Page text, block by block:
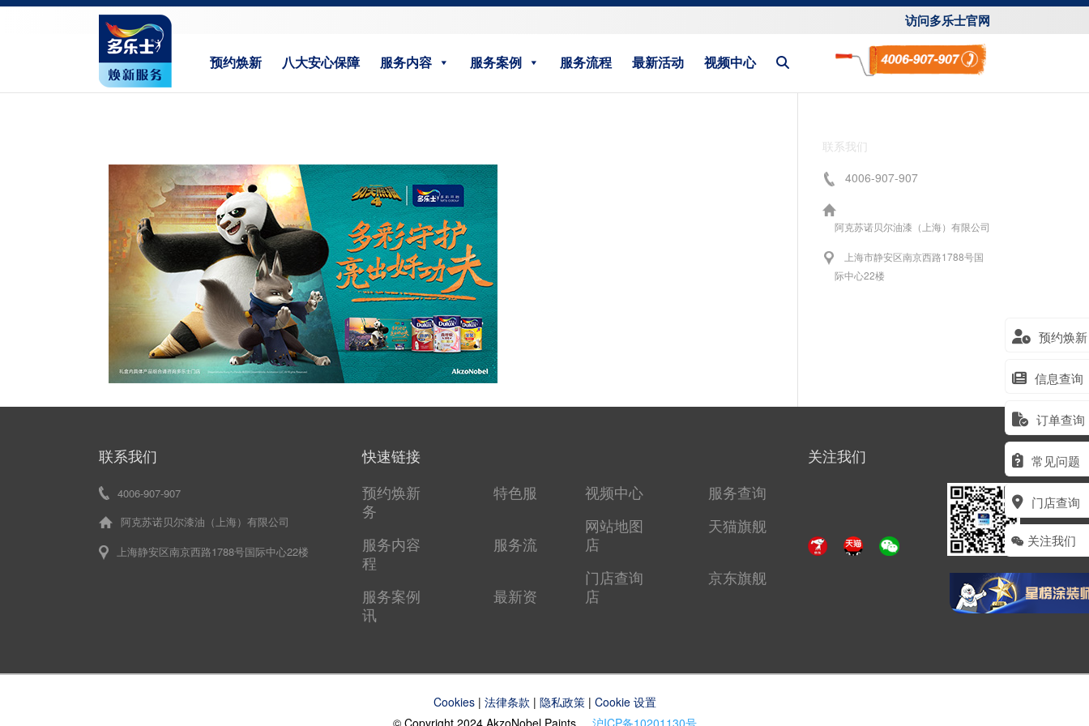
访问多乐士官网
预约焕新 八大安心保障 服务内容 服务案例 服务流程 最新活动 视频中心
预约焕新
信息查询
订单查询
常见问题
门店查询
关注我们
联系我们
4006-907-907
阿克苏诺贝尔油漆（上海）有限公司
上海市静安区南京西路1788号国
际中心22楼
联系我们
4006-907-907
阿克苏诺贝尔漆油（上海）有限公司
上海静安区南京西路1788号国际中心22楼
快速链接
预约焕新
特色服
务
服务内容
服务流
程
服务案例
最新资
讯
视频中心
服务查询
网站地图
天猫旗舰
店
门店查询
京东旗舰
店
关注我们
Cookies| 法律条款 | 隐私政策| Cookie 设置
© Copyright 2024 AkzoNobel Paints 沪ICP备10201130号